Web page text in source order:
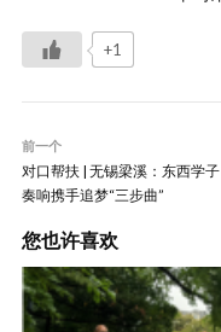
+1
前一个
对口帮扶 | 无锡梁溪：东西学子
奏响携手追梦“三步曲”
您也许喜欢